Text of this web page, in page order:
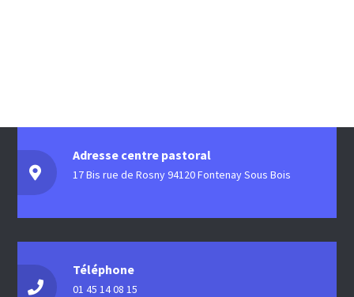
Adresse centre pastoral
17 Bis rue de Rosny 94120 Fontenay Sous Bois
Téléphone
01 45 14 08 15